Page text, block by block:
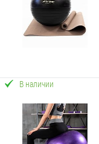
В наличии